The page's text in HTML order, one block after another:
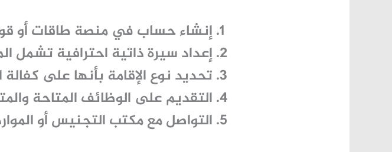
إنشاء حساب في منصة طاقاتأو
إعداد سيرة ذاتية احترافية تشمل
تحديد نوع الإقامة بأنها على
التقديم على الوظائف المتاحة
التواصل مع مكتب التجنيس أو